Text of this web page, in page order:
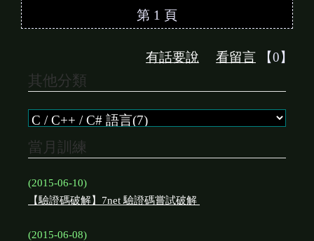
第 1 頁
有話要說 看留言 【0】
其他分類
當月訓練
(2015-06-10)
【驗證碼破解】7net 驗證碼嘗試破解
(2015-06-08)